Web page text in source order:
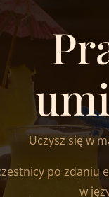
Uczysz się w
po zdaniu
w